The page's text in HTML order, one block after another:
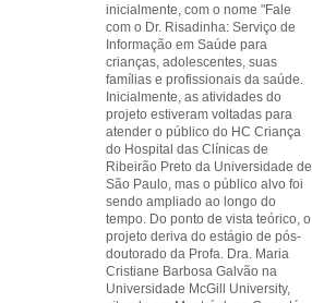
inicialmente, com o nome "Fale
com o Dr. Risadinha: Serviço de
Informação em Saúde para
crianças, adolescentes, suas
famílias e profissionais da saúde.
Inicialmente, as atividades do
projeto estiveram voltadas para
atender o público do HC Criança
do Hospital das Clínicas de
Ribeirão Preto da Universidade de
São Paulo, mas o público alvo foi
sendo ampliado ao longo do
tempo. Do ponto de vista teórico, o
projeto deriva do estágio de pós-
doutorado da Profa. Dra. Maria
Cristiane Barbosa Galvão na
Universidade McGill University,